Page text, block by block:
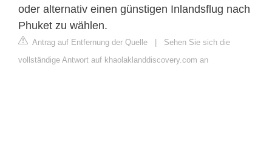
oder alternativ einen günstigen Inlandsflug nach
Phuket zu wählen.
Antrag auf Entfernung der Quelle
Sehen Sie sich die
vollständige Antwort auf khaolaklanddiscovery.com an